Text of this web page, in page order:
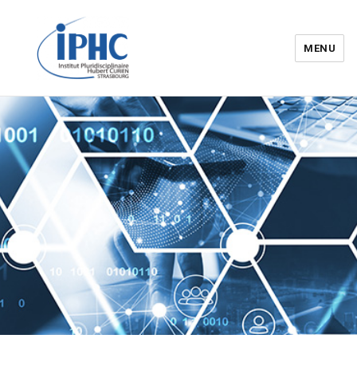
Institut pluridisciplinaire Hubert
Curien – IPHC
MENU